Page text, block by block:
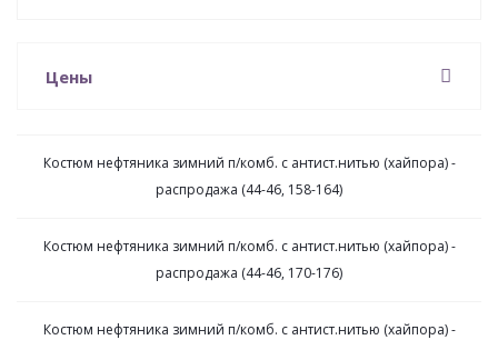
Цены
Костюм нефтяника зимний п/комб. с антист.нитью (хайпора) -
распродажа (44-46, 158-164)
Костюм нефтяника зимний п/комб. с антист.нитью (хайпора) -
распродажа (44-46, 170-176)
Костюм нефтяника зимний п/комб. с антист.нитью (хайпора) -